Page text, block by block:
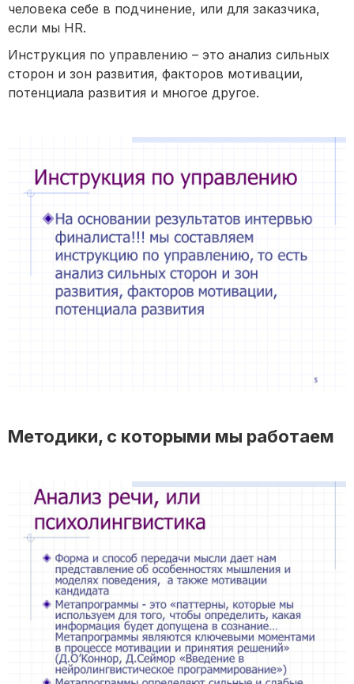
человека себе в подчинение, или для заказчика,
если мы HR.
Инструкция по управлению – это анализ сильных
сторон и зон развития, факторов мотивации,
потенциала развития и многое другое.
Методики, с которыми мы работаем